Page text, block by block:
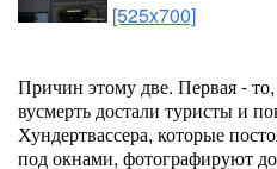
[525x700]
Причин этому две. Первая -
вусмерть достали туристы и
Хундертвассера, которые
под окнами, фотографируют